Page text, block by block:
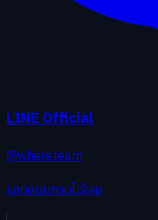
LINE Official
@whereteam
แชทสอบถามได้เลย